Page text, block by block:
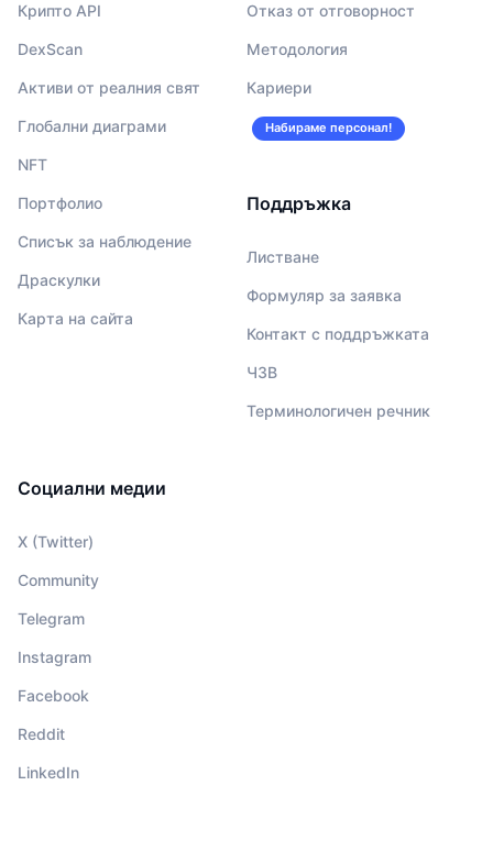
Крипто API
DexScan
Активи от реалния свят
Глобални диаграми
NFT
Портфолио
Списък за наблюдение
Драскулки
Карта на сайта
Отказ от отговорност
Методология
Кариери
Набираме персонал!
Поддръжка
Листване
Формуляр за заявка
Контакт с поддръжката
ЧЗВ
Терминологичен речник
Социални медии
X (Twitter)
Community
Telegram
Instagram
Facebook
Reddit
LinkedIn